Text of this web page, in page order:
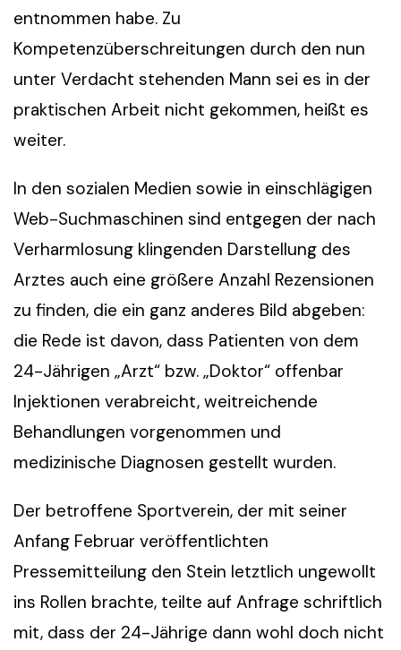
entnommen habe. Zu
Kompetenzüberschreitungen durch den nun
unter Verdacht stehenden Mann sei es in der
praktischen Arbeit nicht gekommen, heißt es
weiter.
In den sozialen Medien sowie in einschlägigen
Web-Suchmaschinen sind entgegen der nach
Verharmlosung klingenden Darstellung des
Arztes auch eine größere Anzahl Rezensionen
zu finden, die ein ganz anderes Bild abgeben:
die Rede ist davon, dass Patienten von dem
24-Jährigen „Arzt“ bzw. „Doktor“ offenbar
Injektionen verabreicht, weitreichende
Behandlungen vorgenommen und
medizinische Diagnosen gestellt wurden.
Der betroffene Sportverein, der mit seiner
Anfang Februar veröffentlichten
Pressemitteilung den Stein letztlich ungewollt
ins Rollen brachte, teilte auf Anfrage schriftlich
mit, dass der 24-Jährige dann wohl doch nicht